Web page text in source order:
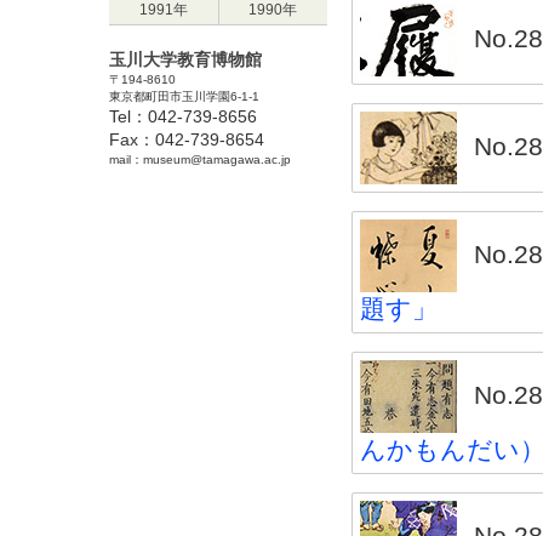
1991年
1990年
玉川大学教育博物館
〒194-8610
東京都町田市玉川学園6-1-1
Tel：042-739-8656
Fax：042-739-8654
mail：museum@tamagawa.ac.jp
題す」
んかもんだい